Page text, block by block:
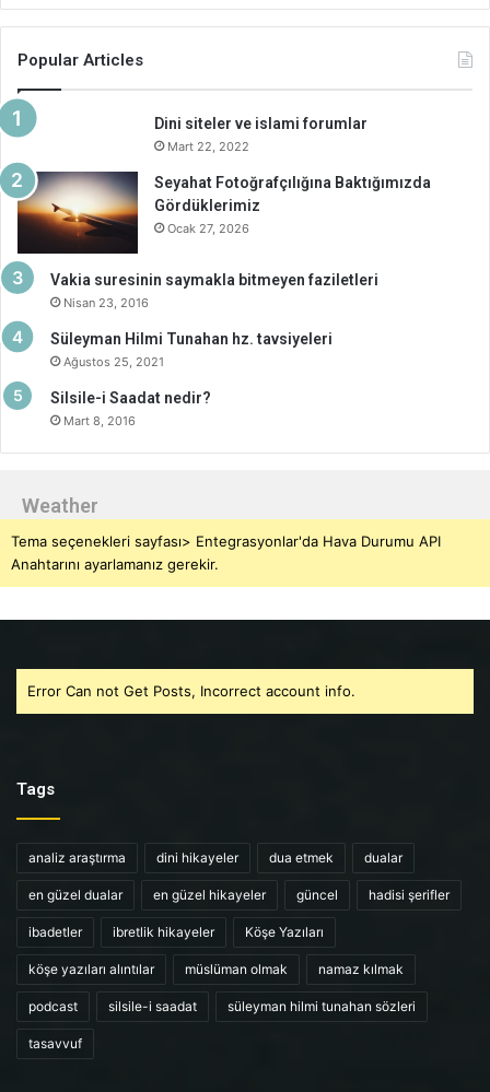
Popular Articles
Dini siteler ve islami forumlar
Mart 22, 2022
Seyahat Fotoğrafçılığına Baktığımızda
Gördüklerimiz
Ocak 27, 2026
Vakia suresinin saymakla bitmeyen faziletleri
Nisan 23, 2016
Süleyman Hilmi Tunahan hz. tavsiyeleri
Ağustos 25, 2021
Silsile-i Saadat nedir?
Mart 8, 2016
Weather
Tema seçenekleri sayfası> Entegrasyonlar'da Hava Durumu API
Anahtarını ayarlamanız gerekir.
Error Can not Get Posts, Incorrect account info.
Tags
analiz araştırma dini hikayeler dua etmek dualar
en güzel dualar en güzel hikayeler güncel hadisi şerifler
ibadetler ibretlik hikayeler Köşe Yazıları
köşe yazıları alıntılar müslüman olmak namaz kılmak
podcast silsile-i saadat süleyman hilmi tunahan sözleri
tasavvuf